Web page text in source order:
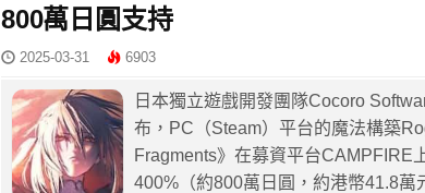
800萬日圓支持
2025-03-31 6903
日本獨立遊戲開發團隊Cocoro
布，PC（Steam）平台的魔法構築
Fragments》在募資平台CAMPFIRE
400%（約800萬日圓，約港幣41.8萬